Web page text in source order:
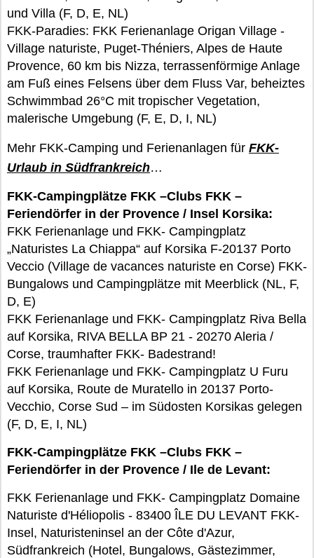
und Villa (F, D, E, NL)
FKK-Paradies: FKK Ferienanlage Origan Village -
Village naturiste, Puget-Théniers, Alpes de Haute
Provence, 60 km bis Nizza, terrassenförmige Anlage
am Fuß eines Felsens über dem Fluss Var, beheiztes
Schwimmbad 26°C mit tropischer Vegetation,
malerische Umgebung (F, E, D, I, NL)
Mehr FKK-Camping und Ferienanlagen für FKK-
Urlaub in Südfrankreich…
FKK-Campingplätze FKK –Clubs FKK –
Feriendörfer in der Provence / Insel Korsika:
FKK Ferienanlage und FKK- Campingplatz
„Naturistes La Chiappa“ auf Korsika F-20137 Porto
Veccio (Village de vacances naturiste en Corse) FKK-
Bungalows und Campingplätze mit Meerblick (NL, F,
D, E)
FKK Ferienanlage und FKK- Campingplatz Riva Bella
auf Korsika, RIVA BELLA BP 21 - 20270 Aleria /
Corse, traumhafter FKK- Badestrand!
FKK Ferienanlage und FKK- Campingplatz U Furu
auf Korsika, Route de Muratello in 20137 Porto-
Vecchio, Corse Sud – im Südosten Korsikas gelegen
(F, D, E, I, NL)
FKK-Campingplätze FKK –Clubs FKK –
Feriendörfer in der Provence / Ile de Levant:
FKK Ferienanlage und FKK- Campingplatz Domaine
Naturiste d'Héliopolis - 83400 ÎLE DU LEVANT FKK-
Insel, Naturisteninsel an der Côte d'Azur,
Südfrankreich (Hotel, Bungalows, Gästezimmer,